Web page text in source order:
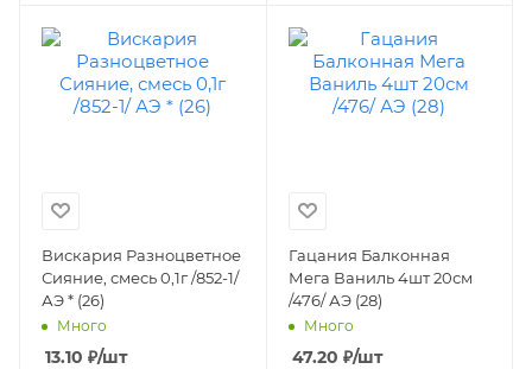
Вискария Разноцветное
Сияние, смесь 0,1г /852-1/
АЭ * (26)
Много
13.10 ₽/шт
Гацания Балконная
Мега Ваниль 4шт 20см
/476/ АЭ (28)
Много
47.20 ₽/шт